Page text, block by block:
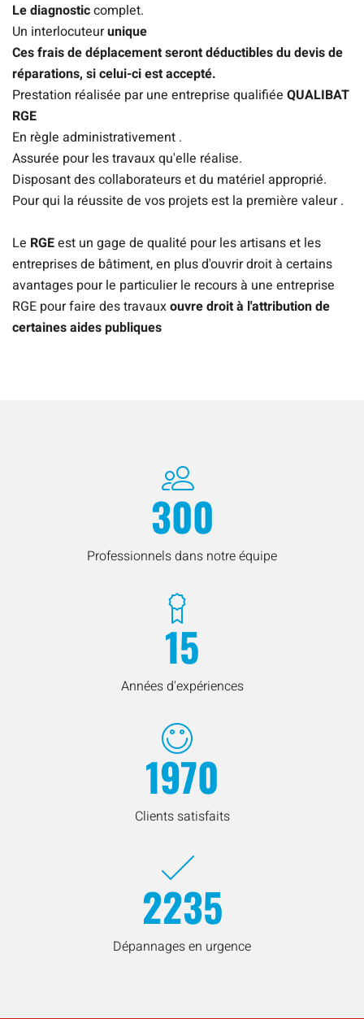
Le diagnosticcomplet.
Un interlocuteurunique
Ces frais de déplacement seront déductibles du devis de
réparations, si celui-ci est accepté.
Prestation réalisée par une entreprise qualifiée QUALIBAT
RGE
En règle administrativement .
Assurée pour les travaux qu'elle réalise.
Disposant des collaborateurs et du matériel approprié.
Pour qui la réussite de vos projets est la première valeur .
Le RGEest un gage de qualité pour les artisans et les
entreprises de bâtiment, en plus d'ouvrir droit à certains
avantages pour le particulier le recours à une entreprise
RGE pour faire des travauxouvre droit à l'attribution de
certaines aides publiques
300
Professionnels dans notre équipe
15
Années d'expériences
1970
Clients satisfaits
2235
Dépannages en urgence